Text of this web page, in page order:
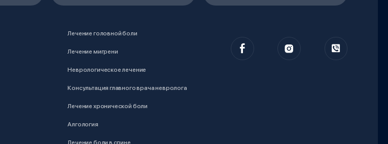
Лечение головной боли
Лечение мигрени
Неврологическое лечение
Консультация главного врача невролога
Лечение хронической боли
Алгология
Лечение боли в спине